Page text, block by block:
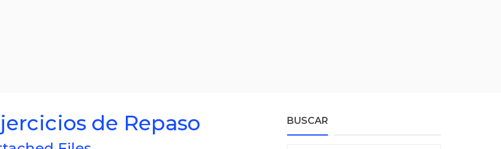
de Repaso BUSCAR